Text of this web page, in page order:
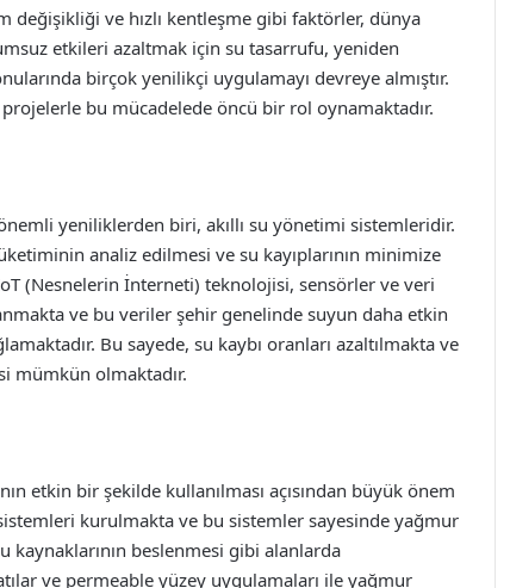
değişikliği ve hızlı kentleşme gibi faktörler, dünya
etkileri azaltmak için su tasarrufu, yeniden
birçok yenilikçi uygulamayı devreye almıştır.
bu mücadelede öncü bir rol oynamaktadır.
yeniliklerden biri, akıllı su yönetimi sistemleridir.
analiz edilmesi ve su kayıplarının minimize
(Nesnelerin İnterneti) teknolojisi, sensörler ve veri
ve bu veriler şehir genelinde suyun daha etkin
Bu sayede, su kaybı oranları azaltılmakta ve
mümkün olmaktadır.
etkin bir şekilde kullanılması açısından büyük önem
kurulmakta ve bu sistemler sayesinde yağmur
kaynaklarının beslenmesi gibi alanlarda
ve permeable yüzey uygulamaları ile yağmur